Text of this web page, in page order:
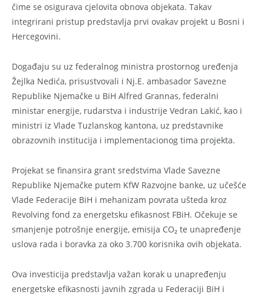
čime se osigurava cjelovita obnova objekata. Takav
integrirani pristup predstavlja prvi ovakav projekt u Bosni i
Hercegovini.
Događaju su uz federalnog ministra prostornog uređenja
Žejlka Nedića, prisustvovali i Nj.E. ambasador Savezne
Republike Njemačke u BiH Alfred Grannas, federalni
ministar energije, rudarstva i industrije Vedran Lakić, kao i
ministri iz Vlade Tuzlanskog kantona, uz predstavnike
obrazovnih institucija i implementacionog tima projekta.
Projekat se finansira grant sredstvima Vlade Savezne
Republike Njemačke putem KfW Razvojne banke, uz učešće
Vlade Federacije BiH i mehanizam povrata ušteda kroz
Revolving fond za energetsku efikasnost FBiH. Očekuje se
smanjenje potrošnje energije, emisija CO₂ te unapređenje
uslova rada i boravka za oko 3.700 korisnika ovih objekata.
Ova investicija predstavlja važan korak u unapređenju
energetske efikasnosti javnih zgrada u Federaciji BiH i